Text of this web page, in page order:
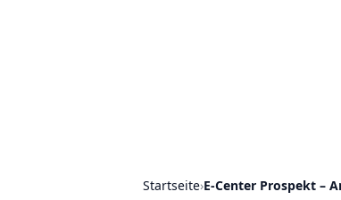
Startseite›E-Center Prospekt –